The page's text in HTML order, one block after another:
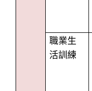
職業生
活訓練